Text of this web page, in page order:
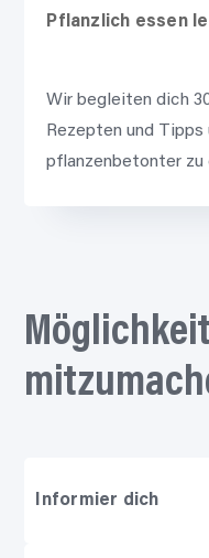
Pflanzlich essen
Wir begleiten dich
Rezepten und Tipps
pflanzenbetonter zu
Informier dich